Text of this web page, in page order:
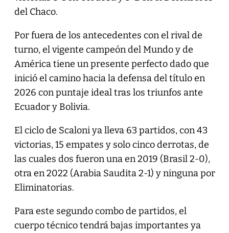
del Chaco.
Por fuera de los antecedentes con el rival de
turno, el vigente campeón del Mundo y de
América tiene un presente perfecto dado que
inició el camino hacia la defensa del título en
2026 con puntaje ideal tras los triunfos ante
Ecuador y Bolivia.
El ciclo de Scaloni ya lleva 63 partidos, con 43
victorias, 15 empates y solo cinco derrotas, de
las cuales dos fueron una en 2019 (Brasil 2-0),
otra en 2022 (Arabia Saudita 2-1) y ninguna por
Eliminatorias.
Para este segundo combo de partidos, el
cuerpo técnico tendrá bajas importantes ya